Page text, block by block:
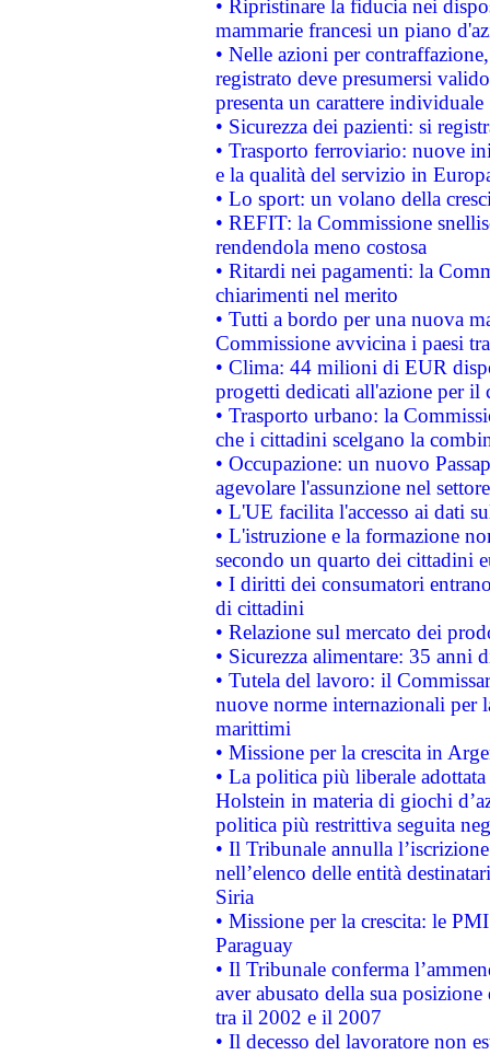
• Ripristinare la fiducia nei
mammarie francesi un piano
• Nelle azioni per
registrato deve presumersi
presenta un carattere individuale
• Sicurezza dei pazienti: si
• Trasporto ferroviario: nuove
e la qualità del servizio in
• Lo sport: un volano della
• REFIT: la Commissione
rendendola meno costosa
• Ritardi nei pagamenti: la
chiarimenti nel merito
• Tutti a bordo per una nuova
Commissione avvicina i paesi
• Clima: 44 milioni di EUR
progetti dedicati all'azione per il
• Trasporto urbano: la
che i cittadini scelgano la
• Occupazione: un nuovo
agevolare l'assunzione nel
• L'UE facilita l'accesso ai dati
• L'istruzione e la formazione
secondo un quarto dei cittadini
• I diritti dei consumatori
di cittadini
• Relazione sul mercato dei
• Sicurezza alimentare: 35 anni
• Tutela del lavoro: il
nuove norme internazionali per
marittimi
• Missione per la crescita in
• La politica più liberale
Holstein in materia di giochi
politica più restrittiva seguita
• Il Tribunale annulla
nell’elenco delle entità
Siria
• Missione per la crescita: le
Paraguay
• Il Tribunale conferma
aver abusato della sua
tra il 2002 e il 2007
• Il decesso del lavoratore non